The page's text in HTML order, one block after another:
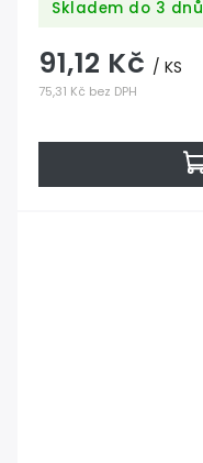
Skladem do 3 dnů
75,31 Kč bez DPH
91,12 Kč / KS